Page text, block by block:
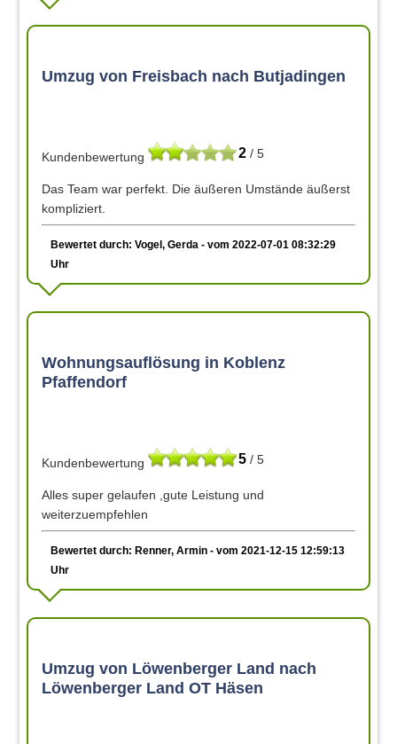
Umzug von Freisbach nach Butjadingen
2 / 5
Kundenbewertung
Das Team war perfekt. Die äußeren Umstände äußerst
kompliziert.
Bewertet durch: Vogel, Gerda - vom 2022-07-01 08:32:29
Uhr
Wohnungsauflösung in Koblenz
Pfaffendorf
5 / 5
Kundenbewertung
Alles super gelaufen ,gute Leistung und
weiterzuempfehlen
Bewertet durch: Renner, Armin - vom 2021-12-15 12:59:13
Uhr
Umzug von Löwenberger Land nach
Löwenberger Land OT Häsen